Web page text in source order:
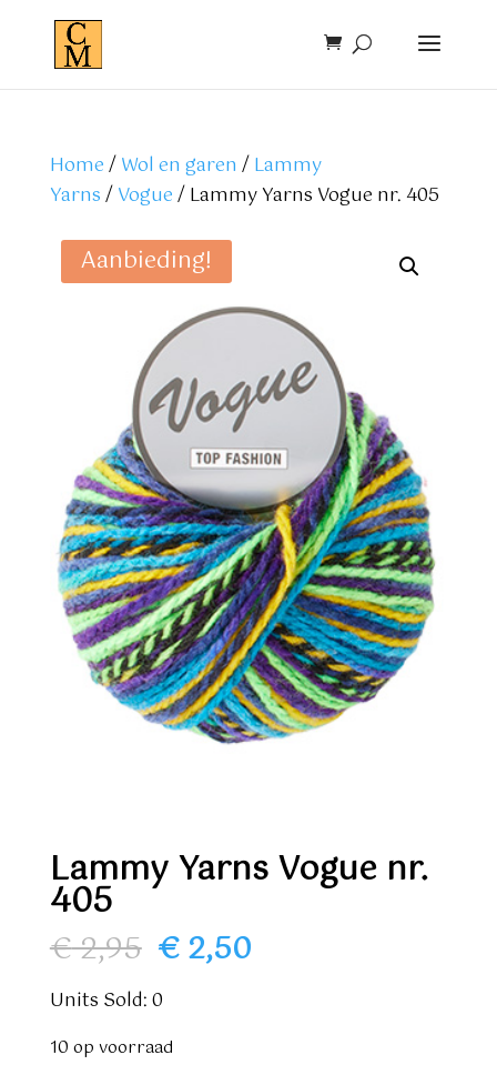
Home/Wol en garen /Lammy
Yarns/Vogue/ Lammy Yarns Vogue nr. 405
Aanbieding!
Lammy Yarns Vogue nr.
405
€2,95 Oorspronkelijke
prijs
was:
€ 2,95.
€2,50Huidige
Units Sold: 0
10 op voorraad